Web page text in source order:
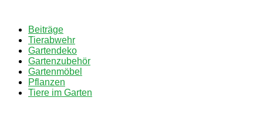
springenBeiträge
Tierabwehr
Gartendeko
Gartenzubehör
Gartenmöbel
Pflanzen
Tiere im Garten